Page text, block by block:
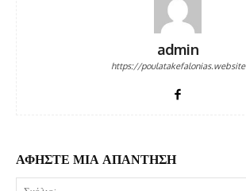
admin
https://poulatakefalonias.website
ΑΦΗΣΤΕ ΜΙΑ ΑΠΑΝΤΗΣΗ